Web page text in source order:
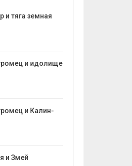
и тяга земная
и идолище
и Калин-
и Змей